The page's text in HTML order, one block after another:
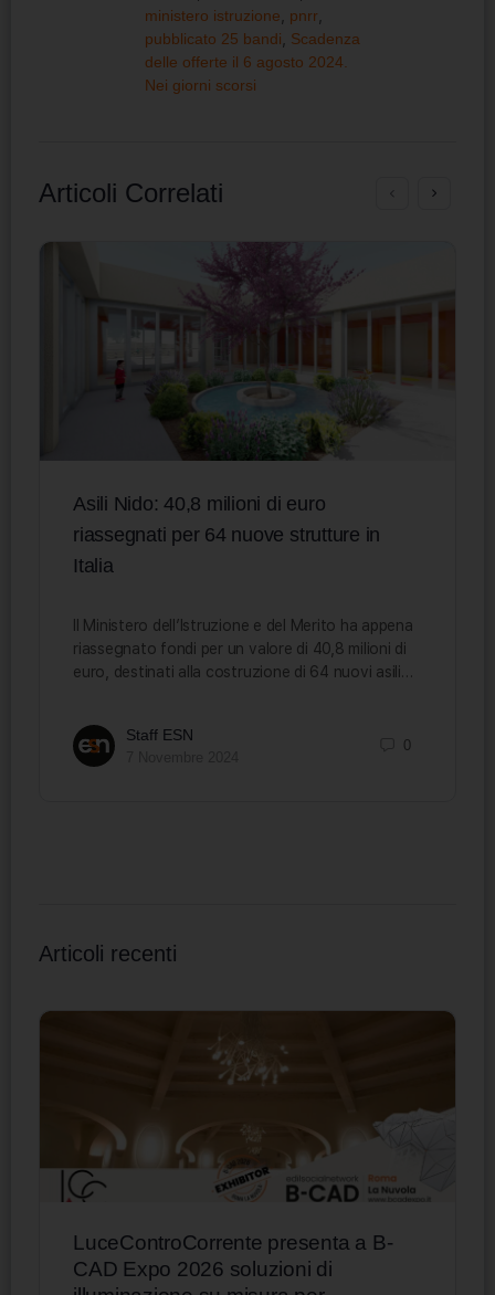
ministero istruzione, pnrr,
pubblicato 25 bandi, Scadenza
delle offerte il 6 agosto 2024.
Nei giorni scorsi
Articoli Correlati
Asili Nido: 40,8 milioni di euro
riassegnati per 64 nuove strutture in
Italia
Il Ministero dell’Istruzione e del Merito ha appena
riassegnato fondi per un valore di 40,8 milioni di
euro, destinati alla costruzione di 64 nuovi asili…
Staff ESN
0
Articoli recenti
LuceControCorrente presenta a B-
CAD Expo 2026 soluzioni di